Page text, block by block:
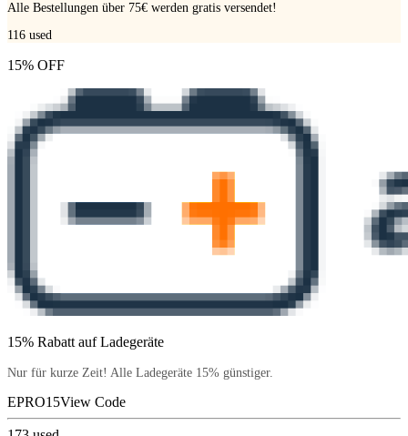
Alle Bestellungen über 75€ werden gratis versendet!
116 used
15% OFF
15% Rabatt auf Ladegeräte
Nur für kurze Zeit! Alle Ladegeräte 15% günstiger.
EPRO15View Code